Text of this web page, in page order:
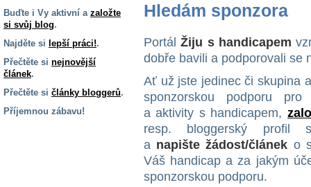
Buďte i Vy aktivní a založte
si svůj blog.
Najděte si lepší práci!.
Přečtěte si nejnovější
článek.
Přečtěte si články bloggerů.
Příjemnou zábavu!
Hledám sponzora
PortálŽiju s handicapem
dobře bavili a podporovali se
Ať už jste jedinec či skupina
sponzorskou podporu
a aktivity s handicapem,
resp. bloggerský profil
a napište žádost/článek o
Váš handicap a za jakým
sponzorskou podporu.